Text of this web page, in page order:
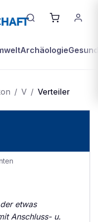
Archäologie
/ V / Verteiler
etwas
Anschluss- u.